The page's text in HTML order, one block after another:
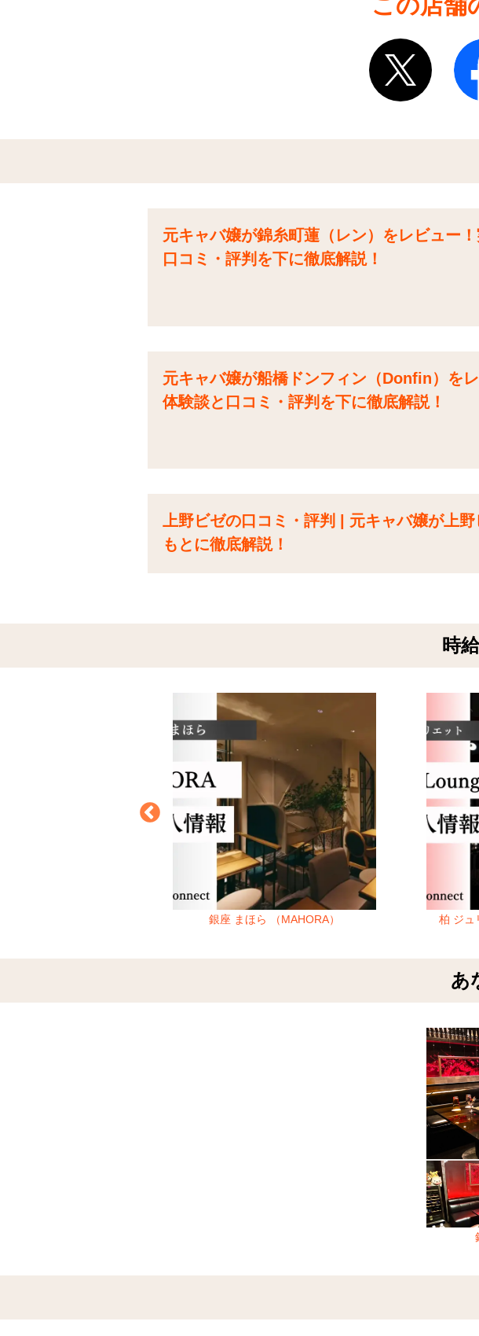
元キャバ嬢が錦糸町蓮（レン）をレビュー
口コミ・評判を下に徹底解説！
元キャバ嬢が船橋ドンフィン（Donfin）を
体験談と口コミ・評判を下に徹底解説！
上野ビゼの口コミ・評判 | 元キャバ嬢が上
もとに徹底解説！
時
銀座 まほら （MAHORA） 柏 ジュ
あ